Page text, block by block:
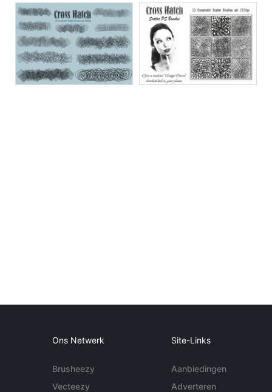
Ons Netwerk
Brusheezy
Vecteezy
Site-Links
Aanbiedingen
Adverteren